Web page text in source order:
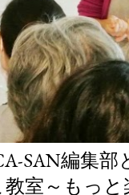
SAN編集部
室～もっ